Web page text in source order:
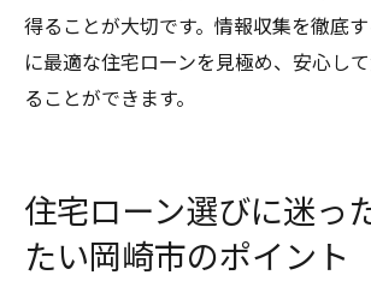
住宅ローン相談後の手続きと
プ
岡崎市で安心して住宅ローン
得ることが大切です。情報収集を徹底
に最適な住宅ローンを見極め、安心し
ることができます。
住宅ローン選びに迷っ
たい岡崎市のポイント